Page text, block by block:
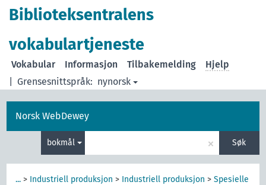
Biblioteksentralens
vokabulartjeneste
Grensesnittspråk: nynorsk
Vokabular Informasjon Tilbakemelding Hjelp
Norsk WebDewey
bokmål × Søk
... > Industriell produksjon > Industriell produksjon >Spesielle